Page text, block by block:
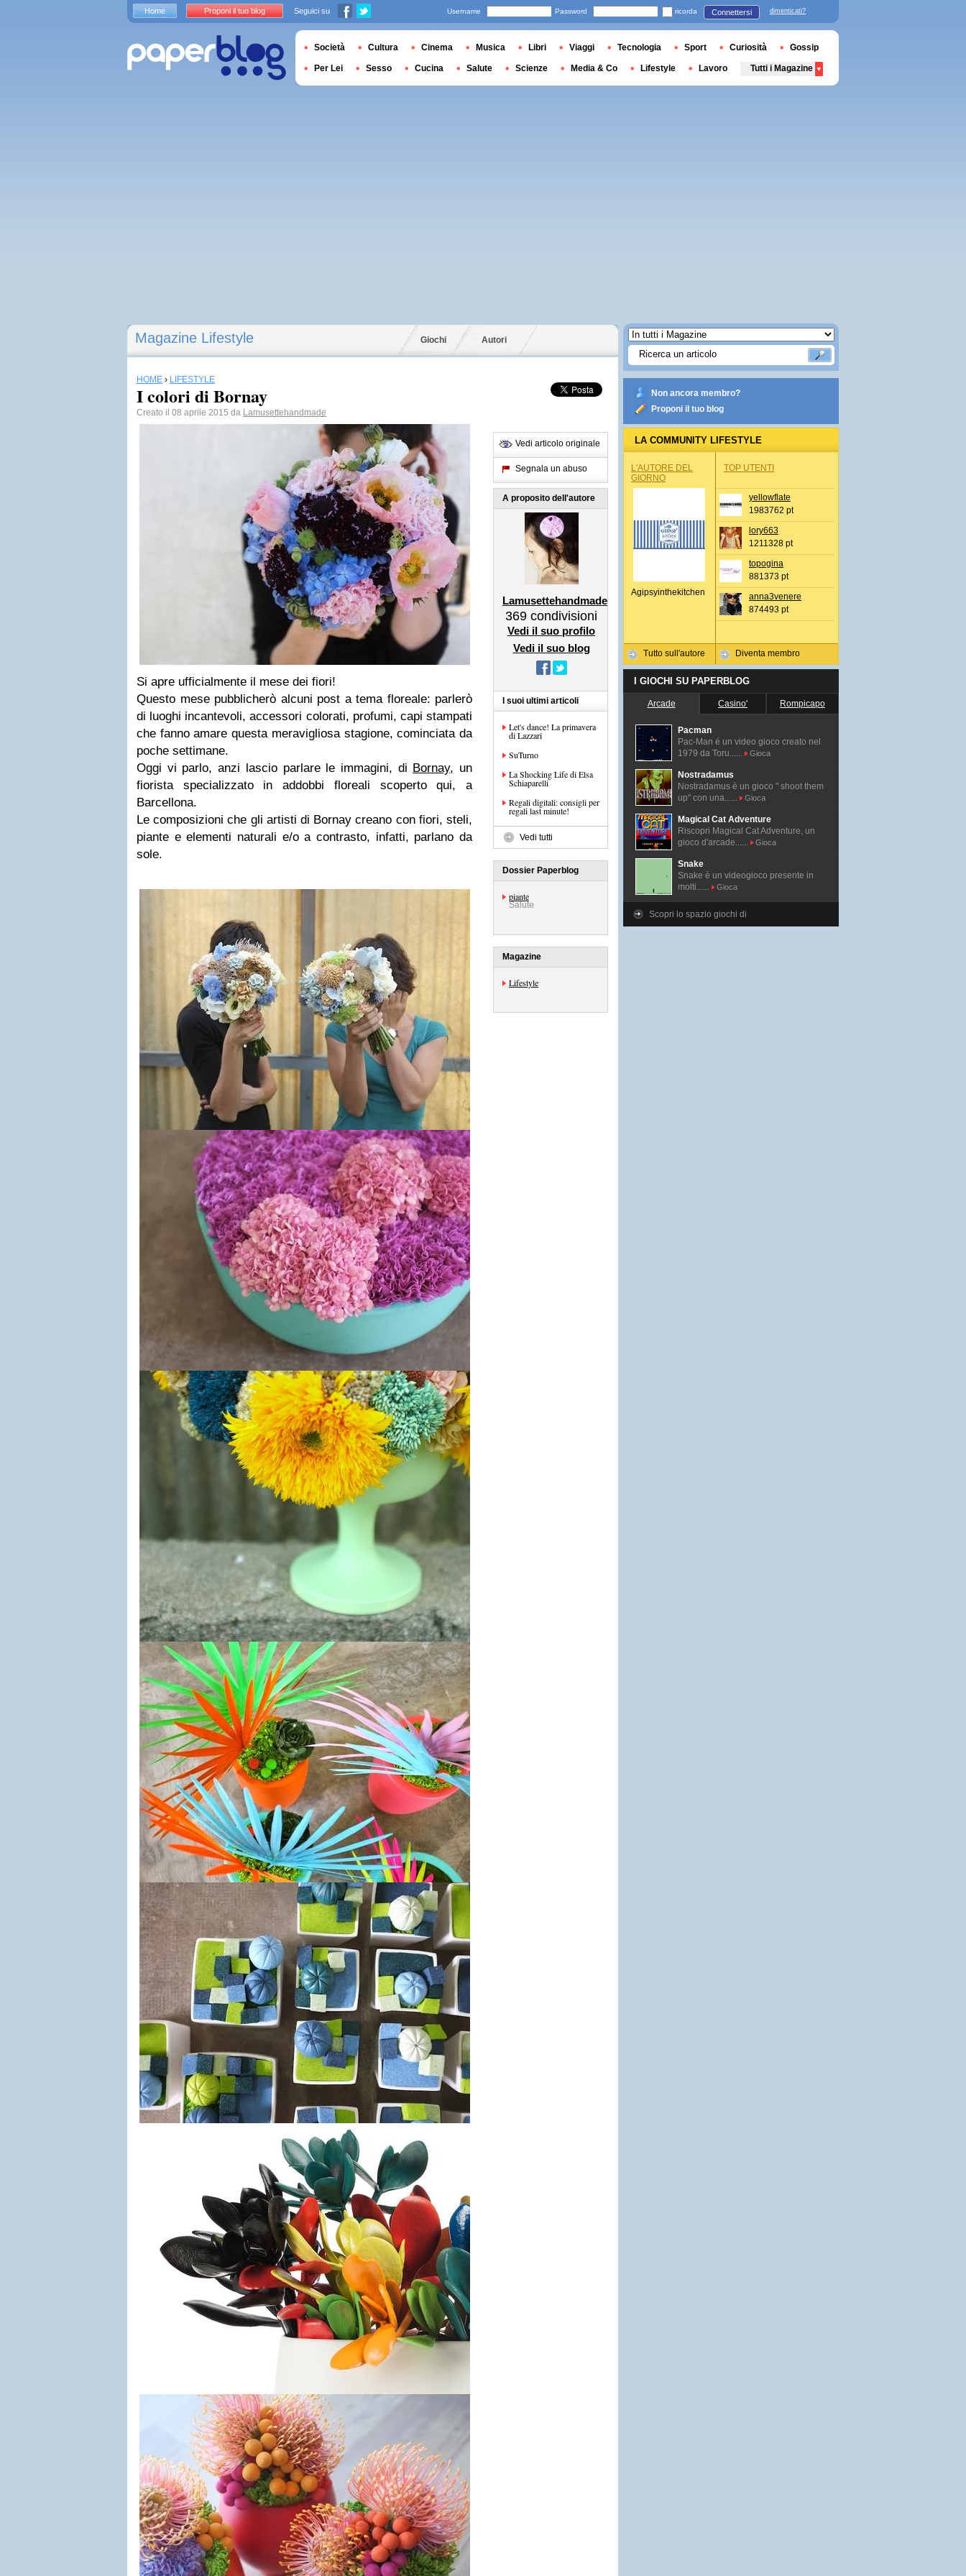
Magazine Lifestyle Giochi Autori
HOME › LIFESTYLE
I colori di Bornay
Creato il 08 aprile 2015 da Lamusettehandmade
Si apre ufficialmente il mese dei fiori!
Questo mese pubblicherò alcuni post a tema floreale: parlerò
di luoghi incantevoli, accessori colorati, profumi, capi stampati
che fanno amare questa meravigliosa stagione, cominciata da
poche settimane.
Oggi vi parlo, anzi lascio parlare le immagini, di Bornay, un
fiorista specializzato in addobbi floreali scoperto qui, a
Barcellona.
Le composizioni che gli artisti di Bornay creano con fiori, steli,
piante e elementi naturali e/o a contrasto, infatti, parlano da
sole.
Vedi articolo originale
Segnala un abuso
A proposito dell'autore
Lamusettehandmade
369 condivisioni
Vedi il suo profilo
Vedi il suo blog
I suoi ultimi articoli
Let's dance! La primavera
di Lazzari
SuTurno
La Shocking Life di Elsa
Schiaparelli
Regali digitali: consigli per
regali last minute!
Vedi tutti
Dossier Paperblog
piante
Salute
Magazine
Lifestyle
Non ancora membro?
Proponi il tuo blog
LA COMMUNITY LIFESTYLE
L'AUTORE DEL
GIORNO
Agipsyinthekitchen
Tutto sull'autore
TOP UTENTI
yellowflate
1983762 pt
lory663
1211328 pt
topogina
881373 pt
anna3venere
874493 pt
Diventa membro
I GIOCHI SU PAPERBLOG
Arcade Casino' Rompicapo
Pacman
Pac-Man é un video gioco creato nel
1979 da Toru......
Gioca
Nostradamus
Nostradamus è un gioco " shoot them
up" con una......
Gioca
Magical Cat Adventure
Riscopri Magical Cat Adventure, un
gioco d'arcade......
Gioca
Snake
Snake è un videogioco presente in
molti......
Gioca
Scopri lo spazio giochi di
Home Proponi il tuo blog Seguici su Username Password ricorda Connettersi dimenticati?
Società Cultura Cinema Musica Libri Viaggi Tecnologia Sport Curiosità Gossip
Per Lei Sesso Cucina Salute Scienze Media & Co Lifestyle Lavoro Tutti i Magazine